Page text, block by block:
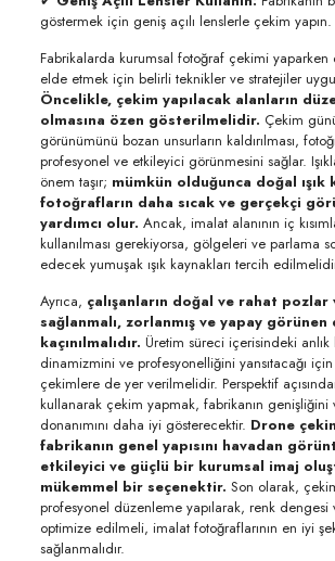
göstermek için geniş açılı lenslerle çekim yapın.
Fabrikalarda kurumsal fotoğraf çekimi yaparken
elde etmek için belirli teknikler ve stratejiler
Öncelikle, çekim yapılacak alanların
olmasına özen gösterilmelidir. Çekim
görünümünü bozan unsurların kaldırılması,
profesyonel ve etkileyici görünmesini sağlar.
önem taşır; mümkün olduğunca doğal ışık
fotoğrafların daha sıcak ve gerçekçi
yardımcı olur. Ancak, imalat alanının iç
kullanılması gerekiyorsa, gölgeleri ve parlama
edecek yumuşak ışık kaynakları tercih
Ayrıca, çalışanların doğal ve rahat pozlar
sağlanmalı, zorlanmış ve yapay
kaçınılmalıdır. Üretim süreci içerisindeki anlık
dinamizmini ve profesyonelliğini yansıtacağı
çekimlere de yer verilmelidir. Perspektif
kullanarak çekim yapmak, fabrikanın genişliğini
donanımını daha iyi gösterecektir. Drone
fabrikanın genel yapısını havadan
etkileyici ve güçlü bir kurumsal imaj
mükemmel bir seçenektir. Son olarak,
profesyonel düzenleme yapılarak, renk dengesi
optimize edilmeli, imalat fotoğraflarının en iyi
sağlanmalıdır.